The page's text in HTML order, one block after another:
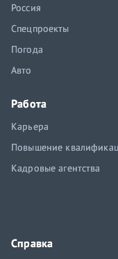
Россия
Спецпроекты
Погода
Авто
Работа
Карьера
Повышение
Кадровые агентства
Справка